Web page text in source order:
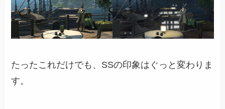
たったこれだけでも、SSの印象はぐっと変わりま
す。